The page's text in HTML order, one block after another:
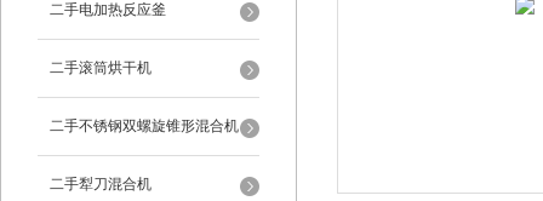
二手电加热反应釜
二手滚筒烘干机
二手不锈钢双螺旋锥形混合机
二手犁刀混合机